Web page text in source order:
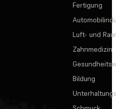
Fertigung
Luft- und
Zahnmedizin
Bildung